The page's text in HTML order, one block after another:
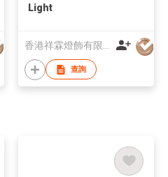
Light
查詢